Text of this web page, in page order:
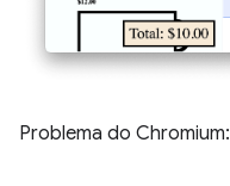
Problema do Chromium: